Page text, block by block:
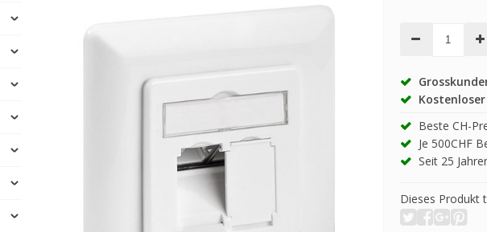
Kostenloser
Beste CH-
Je 500CHF
Seit 25
Dieses Produkt